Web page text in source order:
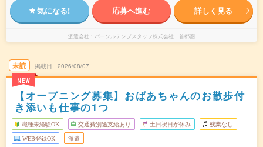
気になる! 応募へ進む 詳しく見る
派遣会社 パーソルテンプスタッフ株式会社 首都圏
未読
NEW
掲載日 2026/08/07
【オープニング募集】おばあちゃんのお散歩付
き添いも仕事の1つ
職種未経験OK 交通費別途支給あり 土日祝日が休み 残業なし
WEB登録OK 派遣